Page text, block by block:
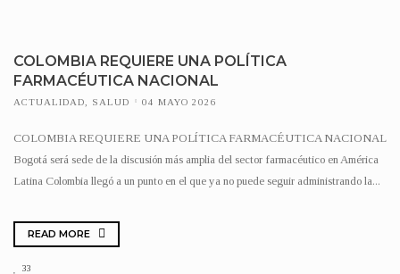
COLOMBIA REQUIERE UNA POLÍTICA
FARMACÉUTICA NACIONAL
ACTUALIDAD SALUD 04 MAYO 2026
COLOMBIA REQUIERE UNA POLÍTICA FARMACÉUTICA NACIONAL
Bogotá será sede de la discusión más amplia del sector farmacéutico en América
Latina Colombia llegó a un punto en el que ya no puede seguir administrando la...
READ MORE
33